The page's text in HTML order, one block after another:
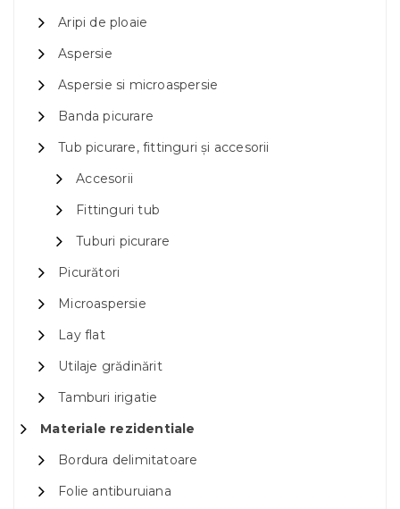
Aripi de ploaie
Aspersie
Aspersie si microaspersie
Banda picurare
Tub picurare, fittinguri și accesorii
Accesorii
Fittinguri tub
Tuburi picurare
Picurători
Microaspersie
Lay flat
Utilaje grădinărit
Tamburi irigatie
Materiale rezidentiale
Bordura delimitatoare
Folie antiburuiana